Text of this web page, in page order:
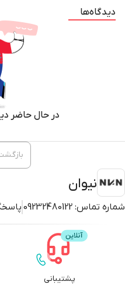
دیدگاه‌ها
در حال حاضر
نیوان
شماره تماس: 09232480122
پشتیبانی